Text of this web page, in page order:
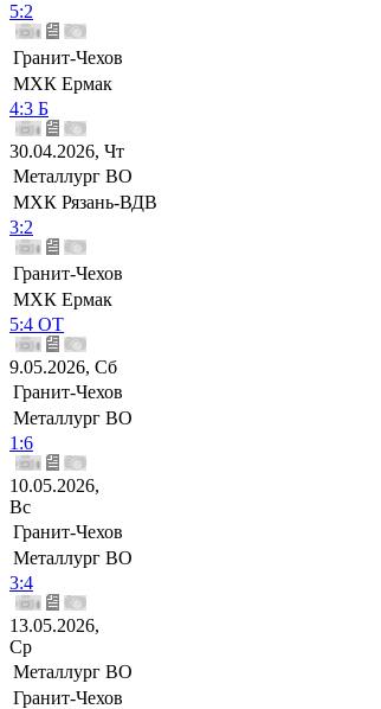
5:2
Гранит-Чехов
МХК Ермак
4:3 Б
30.04.2026, Чт
Металлург ВО
МХК Рязань-ВДВ
3:2
Гранит-Чехов
МХК Ермак
5:4 ОТ
9.05.2026, Сб
Гранит-Чехов
Металлург ВО
1:6
10.05.2026,
Вс
Гранит-Чехов
Металлург ВО
3:4
13.05.2026,
Ср
Металлург ВО
Гранит-Чехов